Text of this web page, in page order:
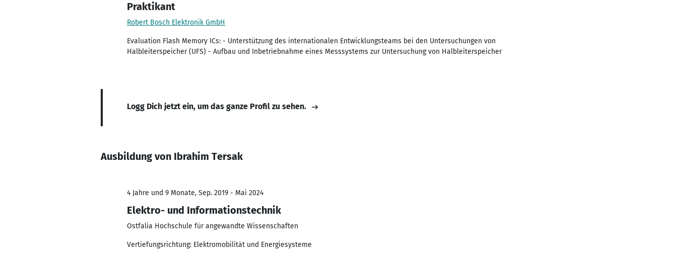
Praktikant
Robert Bosch Elektronik GmbH
Evaluation Flash Memory ICs: - Unterstützung des internationalen Entwicklungsteams bei den Untersuchungen von
Halbleiterspeicher (UFS) - Aufbau und Inbetriebnahme eines Messsystems zur Untersuchung von Halbleiterspeicher
Logg Dich jetzt ein, um das ganze Profil zu sehen.
Ausbildung von Ibrahim Tersak
4 Jahre und 9 Monate, Sep. 2019 - Mai 2024
Elektro- und Informationstechnik
Ostfalia Hochschule für angewandte Wissenschaften
Vertiefungsrichtung: Elektromobilität und Energiesysteme